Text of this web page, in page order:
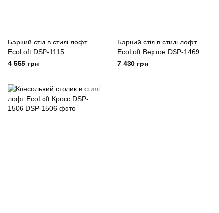
Барний стіл в стилі лофт
EcoLoft DSP-1115
4 555 грн
Барний стіл в стилі лофт
EcoLoft Вертон DSP-1469
7 430 грн